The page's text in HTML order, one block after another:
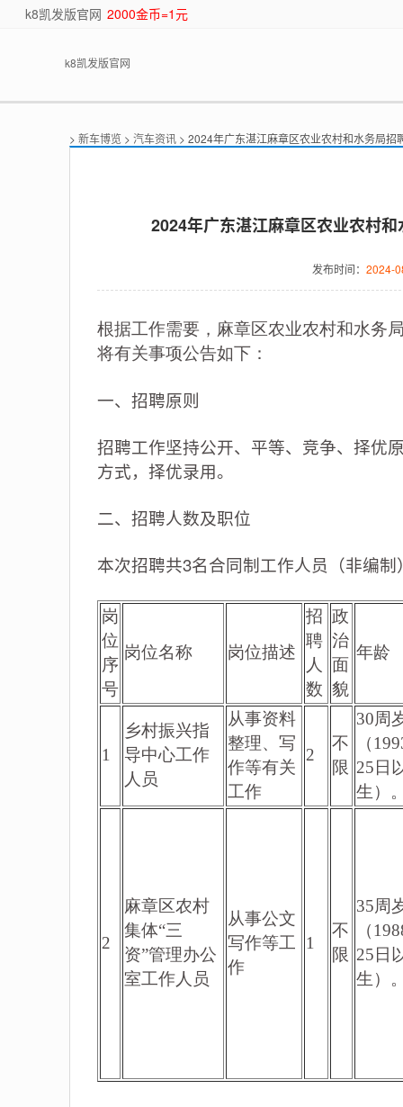
k8凯发版官网 2000金币=1元
k8凯发版官网
> 新车博览 > 汽车资讯 > 2024年广东湛江麻章区农业农村和水务局招
2024年广东湛江麻章区农业农村
发布时间： 2024-
根据工作需要，麻章区农业农村和水务
将有关事项公告如下：
一、招聘原则
招聘工作坚持公开、平等、竞争、择优
方式，择优录用。
二、招聘人数及职位
本次招聘共3名合同制工作人员（非编制
岗
位
序
号
岗位名称 岗位描述
招
聘
人
数
政
治
面
貌
年龄
1
乡村振兴指
导中心工作
人员
从事资料
整理、写
作等有关
工作
2
不
限
30周
（
25日
生）
2
麻章区农村
集体“三
资”管理办公
室工作人员
从事公文
写作等工
作
1
不
限
35周
（
25日
生）